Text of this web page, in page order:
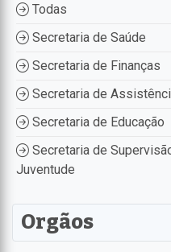
Todas
Secretaria de Saúde
Secretaria de Finanças
Secretaria de
Secretaria de Educação
Secretaria de
Juventude
Orgãos